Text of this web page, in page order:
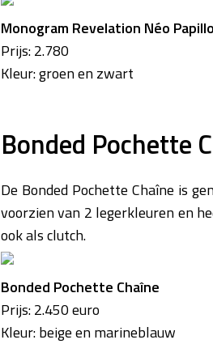
Monogram Revelation Néo
Prijs: 2.780
Kleur: groen en zwart
Bonded Pochette
De Bonded Pochette Chaîne is
voorzien van 2 legerkleuren en
ook als clutch.
Bonded Pochette Chaîne
Prijs: 2.450 euro
Kleur: beige en marineblauw